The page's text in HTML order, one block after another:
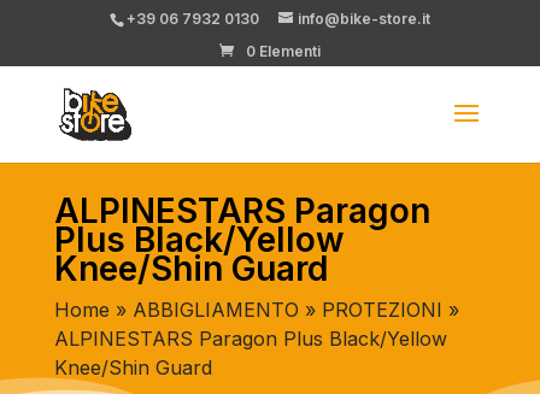
+39 06 7932 0130
info@bike-store.it
0 Elementi
ALPINESTARS Paragon
Plus Black/Yellow
Knee/Shin Guard
Home » ABBIGLIAMENTO » PROTEZIONI »
ALPINESTARS Paragon Plus Black/Yellow
Knee/Shin Guard